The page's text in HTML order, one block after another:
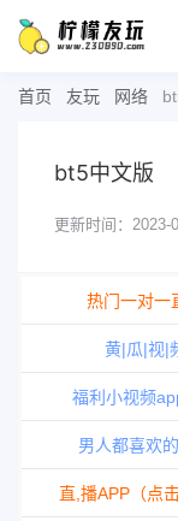
首页 友玩 网络
bt5中文版
更新时间：2023-
热门一对一
黄|瓜|视|
福利小视频
男人都喜欢
直,播APP（点